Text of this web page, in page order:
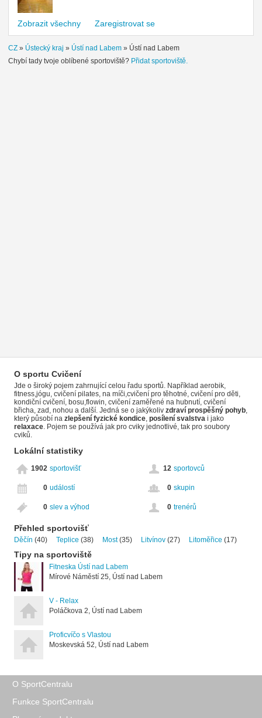
Zobrazit všechny Zaregistrovat se
CZ » Ústecký kraj » Ústí nad Labem » Ústí nad Labem
Chybí tady tvoje oblíbené sportoviště? Přidat sportoviště.
O sportu Cvičení
Jde o široký pojem zahrnující celou řadu sportů. Například aerobik,
fitness,jógu, cvičení pilates, na míči,cvičení pro těhotné, cvičení pro děti,
kondiční cvičení, bosu,flowin, cvičení zaměřené na hubnutí, cvičení
břicha, zad, nohou a další. Jedná se o jakýkoliv zdraví prospěšný pohyb
který působí na zlepšení fyzické kondice posílení svalstva i jako
relaxace . Pojem se používá jak pro cviky jednotlivé, tak pro soubory
cviků.
Lokální statistiky
1902 sportovišť 12 sportovců
0 událostí 0 skupin
0 slev a výhod 0 trenérů
Přehled sportovišť
Děčín (40) Teplice (38) Most (35) Litvínov (27) Litoměřice (17)
Tipy na sportoviště
Fitneska Ústí nad Labem
Mírové Náměstí 25, Ústí nad Labem
V - Relax
Poláčkova 2, Ústí nad Labem
Proficvíčo s Vlastou
Moskevská 52, Ústí nad Labem
O SportCentralu
Funkce SportCentralu